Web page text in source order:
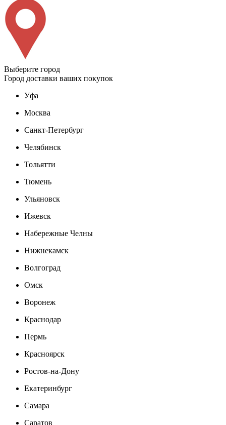
Выберите город
Город доставки ваших покупок
Уфа
Москва
Санкт-Петербург
Челябинск
Тольятти
Тюмень
Ульяновск
Ижевск
Набережные Челны
Нижнекамск
Волгоград
Омск
Воронеж
Краснодар
Пермь
Красноярск
Ростов-на-Дону
Екатеринбург
Самара
Саратов